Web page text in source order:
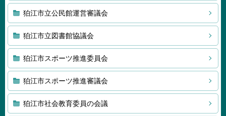
狛江市立公民館運営審議会
狛江市立図書館協議会
狛江市スポーツ推進委員会
狛江市スポーツ推進審議会
狛江市社会教育委員の会議